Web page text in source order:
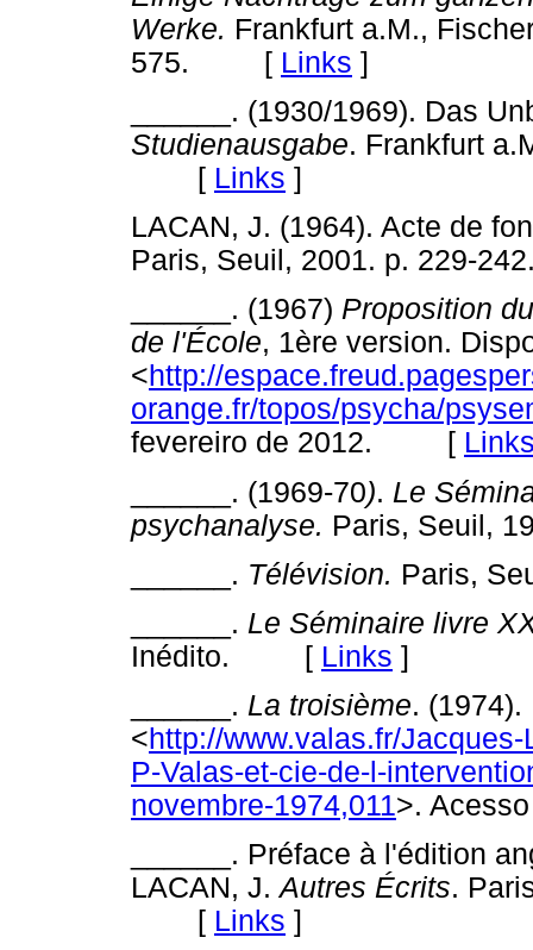
Werke. Frankfurt a.M.,
575. [ Links ]
______. (1930/1969). Das
Studienausgabe. Frankfurt
[ Links ]
LACAN, J. (1964). Acte de
Paris, Seuil, 2001. p.
______. (1967) Proposition
de l'École, 1ère version.
<http://
orange.fr/topos/psycha/
fevereiro de 2012. [
______. (1969-70). Le
psychanalyse. Paris,
______. Télévision. Paris,
______. Le Séminaire livre
Inédito. [ Links ]
______. La troisième.
<http://www.valas.fr/
P-Valas-et-cie-de-l-
novembre-1974,011>.
______. Préface à l'édition
LACAN, J.Autres Écrits.
[ Links ]